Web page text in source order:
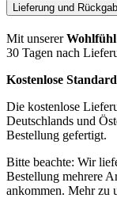
Lieferung und
Mit unserer
30 Tagen nach
Kostenlose
Die kostenlose
Deutschlands und
Bestellung gefertigt.
Bitte beachte: Wir
Bestellung mehrere
ankommen. Mehr zu